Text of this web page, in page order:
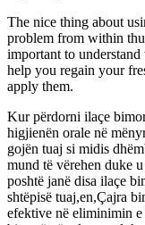
The nice thing about
problem from within
important to understand
help you regain your
apply them.
Kur përdorni ilaçe
higjienën orale në
gojën tuaj si midis
mund të vërehen duke
poshtë janë disa ilaçe
shtëpisë tuaj,en,Çajra
efektive në eliminimin e